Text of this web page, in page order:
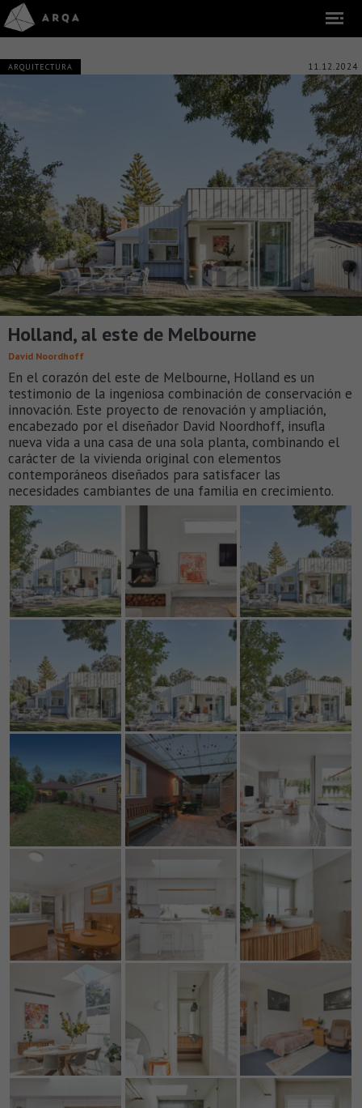
ARQUITECTURA 11.12.2024
Holland, al este de Melbourne
David Noordhoff
En el corazón del este de Melbourne, Holland es un
testimonio de la ingeniosa combinación de conservación e
innovación. Este proyecto de renovación y ampliación,
encabezado por el diseñador David Noordhoff, insufla
nueva vida a una casa de una sola planta, combinando el
carácter de la vivienda original con elementos
contemporáneos diseñados para satisfacer las
necesidades cambiantes de una familia en crecimiento.